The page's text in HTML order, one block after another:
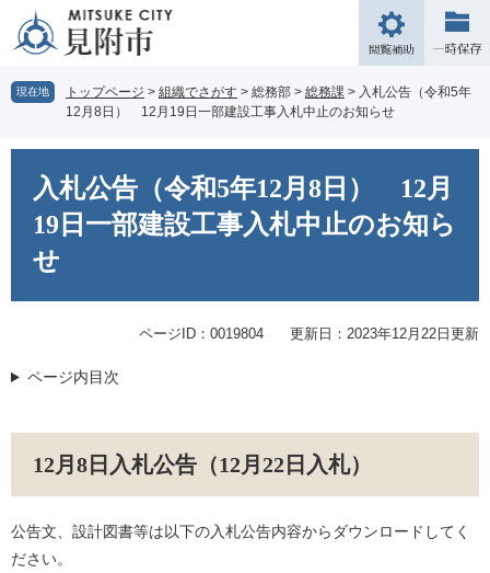
の
先
で
ー
を
ば
閲
覧
補
助
現在地 トップページ > 組織でさがす > 総務部 > 総務課 > 入札公告（令和5年
12月8日） 12月19日一部建設工事入札中止のお知らせ
入札公告（令和5年12月8日） 12月
19日一部建設工事入札中止のお知ら
せ
ページID：0019804 更新日：2023年12月22日更新
ページ内目次
12月8日入札公告（12月22日入札）
公告文、設計図書等は以下の入札公告内容からダウンロードしてく
ださい。